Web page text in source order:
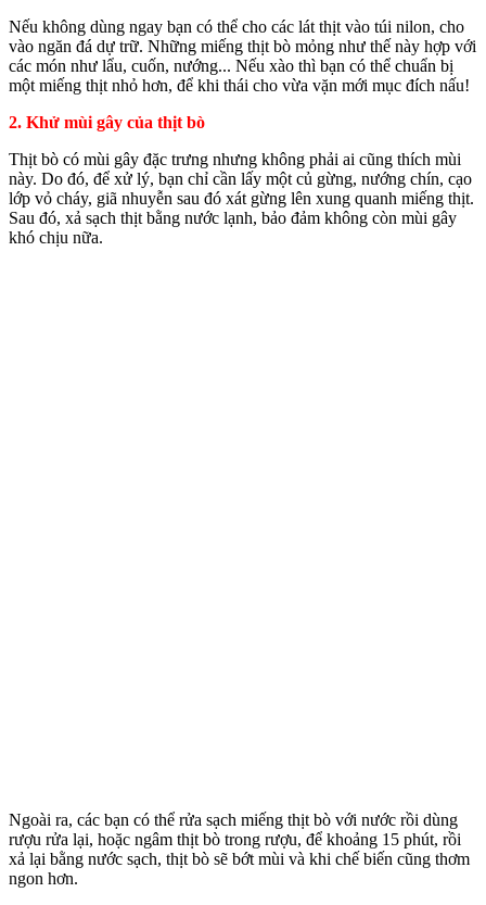
Nếu không dùng ngay bạn có thể cho các lát thịt vào túi nilon, cho
vào ngăn đá dự trữ. Những miếng thịt bò mỏng như thế này hợp với
các món như lẩu, cuốn, nướng... Nếu xào thì bạn có thể chuẩn bị
một miếng thịt nhỏ hơn, để khi thái cho vừa vặn mới mục đích nấu!
2. Khử mùi gây của thịt bò
Thịt bò có mùi gây đặc trưng nhưng không phải ai cũng thích mùi
này. Do đó, để xử lý, bạn chỉ cần lấy một củ gừng, nướng chín, cạo
lớp vỏ cháy, giã nhuyễn sau đó xát gừng lên xung quanh miếng thịt.
Sau đó, xả sạch thịt bằng nước lạnh, bảo đảm không còn mùi gây
khó chịu nữa.
Ngoài ra, các bạn có thể rửa sạch miếng thịt bò với nước rồi dùng
rượu rửa lại, hoặc ngâm thịt bò trong rượu, để khoảng 15 phút, rồi
xả lại bằng nước sạch, thịt bò sẽ bớt mùi và khi chế biến cũng thơm
ngon hơn.